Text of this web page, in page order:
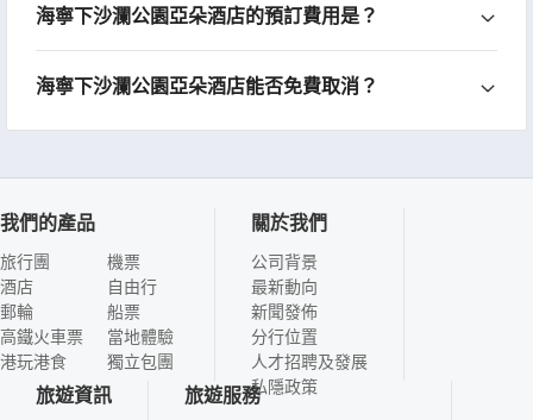
海寧下沙瀾公園亞朵酒店的預訂費用是？
海寧下沙瀾公園亞朵酒店能否免費取消？
我們的產品
旅行團
酒店
郵輪
高鐵火車票
港玩港食
機票
自由行
船票
當地體驗
獨立包團
關於我們
公司背景
最新動向
新聞發佈
分行位置
人才招聘及發展
私隱政策
旅遊資訊 旅遊服務